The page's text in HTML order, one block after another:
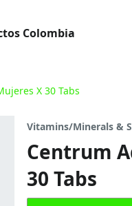
Colombia
X 30 Tabs
Vitamins/Minerals &
Centrum
30 Tabs